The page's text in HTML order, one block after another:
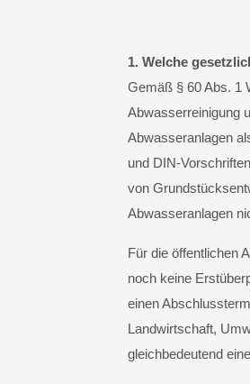
1. Welche
Gemäß § 60 Abs. 1
Abwasserreinigung
Abwasseranlagen
und DIN-
von
Abwasseranlagen
Für die öffentlichen
noch keine
einen
Landwirtschaft,
gleichbedeutend